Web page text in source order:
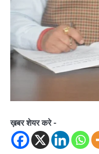
ख़बर शेयर करे -